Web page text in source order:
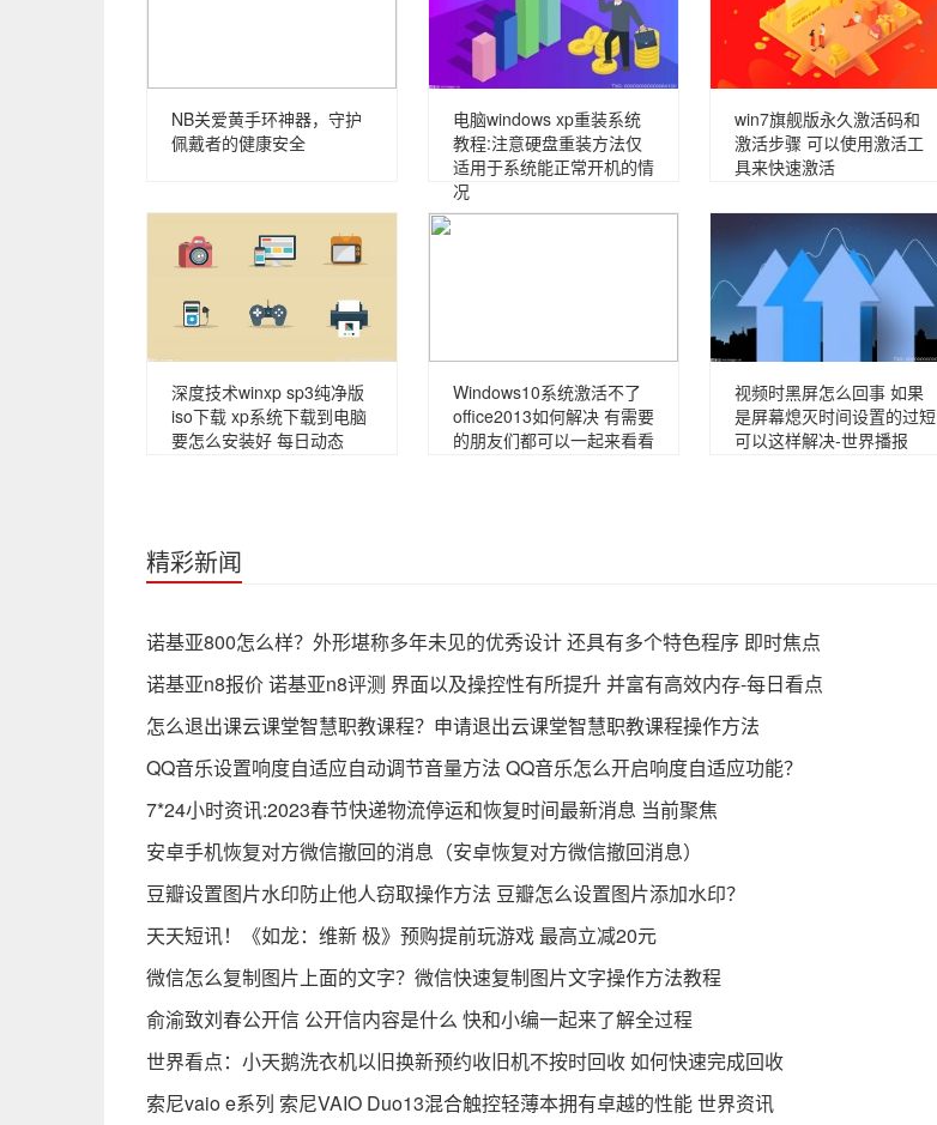
NB关爱黄手环神器，守护
佩戴者的健康安全
电脑windows xp重装系统
教程:注意硬盘重装方法仅
适用于系统能正常开机的情
况
win7旗舰版永久激活码和
激活步骤 可以使用激活工
具来快速激活
深度技术winxp sp3纯净版
iso下载 xp系统下载到电脑
要怎么安装好 每日动态
Windows10系统激活不了
office2013如何解决 有需要
的朋友们都可以一起来看看
视频时黑屏怎么回事 如果
是屏幕熄灭时间设置的过短
可以这样解决-世界播报
精彩新闻
诺基亚800怎么样？外形堪称多年未见的优秀设计 还具有多个特色程序 即时焦点
诺基亚n8报价 诺基亚n8评测 界面以及操控性有所提升 并富有高效内存-每日看点
怎么退出课云课堂智慧职教课程？申请退出云课堂智慧职教课程操作方法
QQ音乐设置响度自适应自动调节音量方法 QQ音乐怎么开启响度自适应功能？
7*24小时资讯:2023春节快递物流停运和恢复时间最新消息 当前聚焦
安卓手机恢复对方微信撤回的消息（安卓恢复对方微信撤回消息）
豆瓣设置图片水印防止他人窃取操作方法 豆瓣怎么设置图片添加水印？
天天短讯！《如龙：维新 极》预购提前玩游戏 最高立减20元
微信怎么复制图片上面的文字？微信快速复制图片文字操作方法教程
俞渝致刘春公开信 公开信内容是什么 快和小编一起来了解全过程
世界看点：小天鹅洗衣机以旧换新预约收旧机不按时回收 如何快速完成回收
索尼vaio e系列 索尼VAIO Duo13混合触控轻薄本拥有卓越的性能 世界资讯